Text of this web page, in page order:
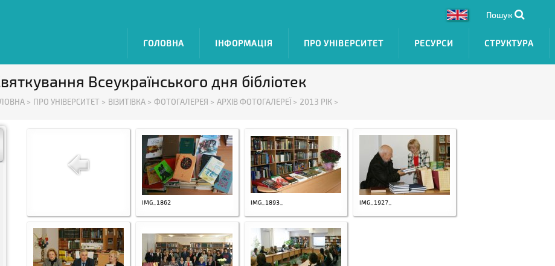
Пошук
ГОЛОВНА ІНФОРМАЦІЯ ПРО УНІВЕРСИТЕТ РЕСУРСИ СТРУКТУРА
Всеукраїнського дня бібліотек
> ПРО УНІВЕРСИТЕТ > ВІЗИТІВКА > ФОТОГАЛЕРЕЯ > АРХІВ ФОТОГАЛЕРЕЇ > 2013 РІК >
IMG_1862 IMG_1893_ IMG_1927_